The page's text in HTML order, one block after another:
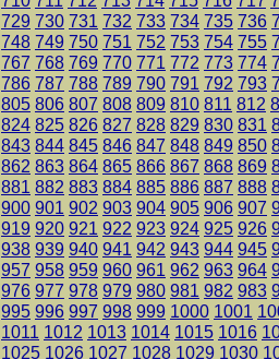
729 730 731 732 733 734 735 736
748 749 750 751 752 753 754 755
767 768 769 770 771 772 773 774
786 787 788 789 790 791 792 793
805 806 807 808 809 810 811 812
824 825 826 827 828 829 830 831
843 844 845 846 847 848 849 850
862 863 864 865 866 867 868 869
881 882 883 884 885 886 887 888
900 901 902 903 904 905 906 907
919 920 921 922 923 924 925 926
938 939 940 941 942 943 944 945
957 958 959 960 961 962 963 964
976 977 978 979 980 981 982 983
995 996 997 998 999 1000 1001
1011 1012 1013 1014 1015 1016
1025 1026 1027 1028 1029 1030